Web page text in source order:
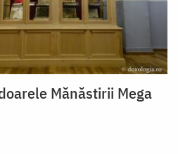
Mănăstirii Mega